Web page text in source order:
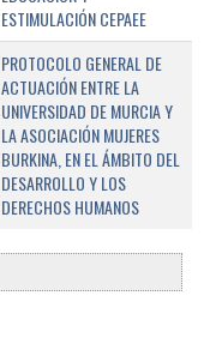
ESTIMULACIÓN CEPAEE
PROTOCOLO GENERAL DE
ACTUACIÓN ENTRE LA
UNIVERSIDAD DE MURCIA Y
LA ASOCIACIÓN MUJERES
BURKINA, EN EL ÁMBITO DEL
DESARROLLO Y LOS
DERECHOS HUMANOS